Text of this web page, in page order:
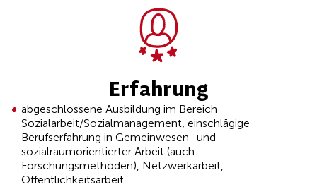
Erfahrung
abgeschlossene Ausbildung im Bereich
Sozialarbeit/Sozialmanagement, einschlägige
Berufserfahrung in Gemeinwesen- und
sozialraumorientierter Arbeit (auch
Forschungsmethoden), Netzwerkarbeit,
Öffentlichkeitsarbeit